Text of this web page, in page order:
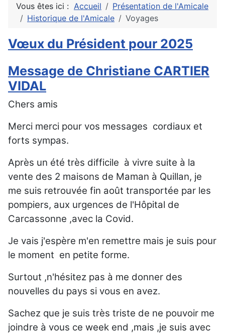
Vous êtes ici : Accueil
Présentation de l'Amicale
Historique de l'Amicale
Voyages
Vœux du Président pour 2025
Message de Christiane CARTIER
VIDAL
Chers amis
Merci merci pour vos messages cordiaux et
forts sympas.
Après un été très difficile à vivre suite à la
vente des 2 maisons de Maman à Quillan, je
me suis retrouvée fin août transportée par les
pompiers, aux urgences de l'Hôpital de
Carcassonne ,avec la Covid.
Je vais j'espère m'en remettre mais je suis pour
le moment en petite forme.
Surtout ,n'hésitez pas à me donner des
nouvelles du pays si vous en avez.
Sachez que je suis très triste de ne pouvoir me
joindre à vous ce week end ,mais ,je suis avec